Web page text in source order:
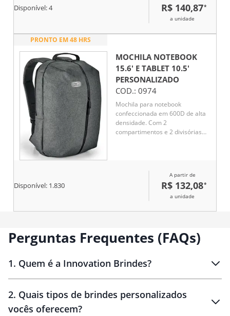
Disponível:4 R$ 140,87*
a unidade
PRONTO EM 48 HRS
MOCHILA NOTEBOOK
15.6' E TABLET 10.5'
PERSONALIZADO
COD.: 0974
Mochila para notebook
confeccionada em 600D de alta
densidade. Com 2
compartimentos e 2 divisórias
Disponível: 1.830
A partir de
R$ 132,08*
a unidade
Perguntas Frequentes (FAQs)
1. Quem é a Innovation Brindes?
Brindes personalizados
2. Quais tipos de brindes personalizados
vocês oferecem?